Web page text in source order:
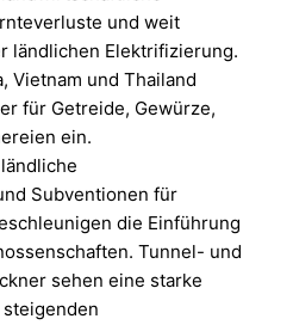
und weit
ländlichen Elektrifizierung.
Vietnam und Thailand
für Getreide, Gewürze,
ein.
Subventionen für
die Einführung
Tunnel- und
sehen eine starke